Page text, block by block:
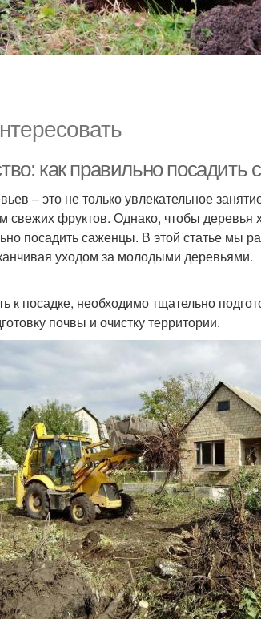
как правильно
– это не только увлекательное
свежих фруктов. Однако, чтобы
посадить саженцы. В этой статье мы
уходом за молодыми деревьями.
к посадке, необходимо тщательно
почвы и очистку территории.